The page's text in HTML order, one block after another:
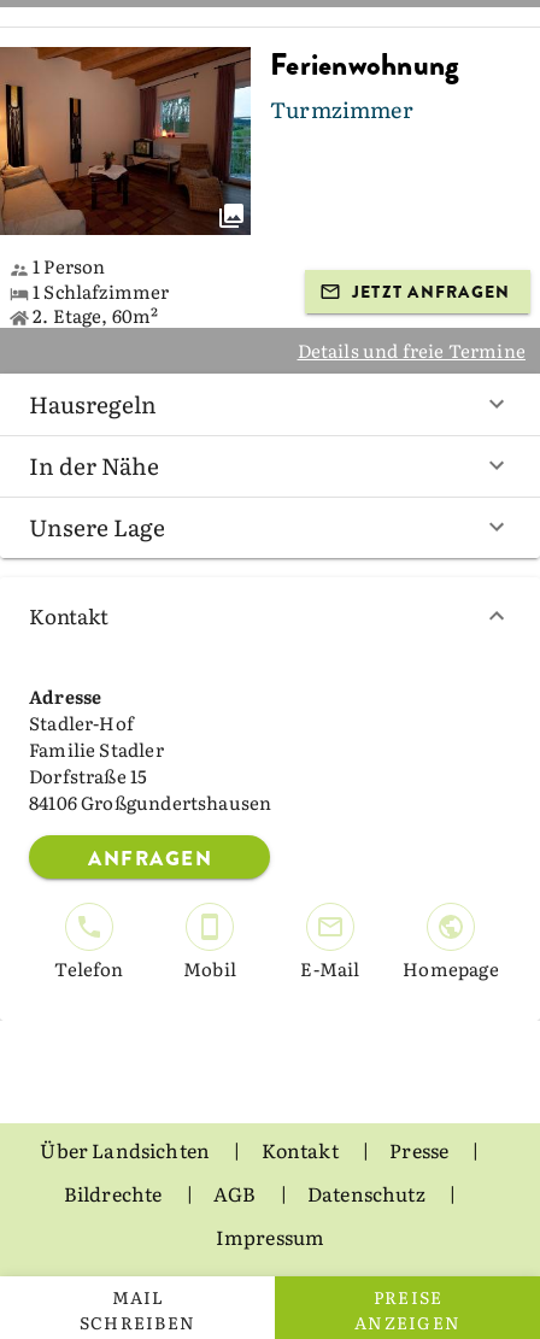
MAIL
SCHREIBEN
PREISE
ANZEIGEN
Ferienwohnung
Turmzimmer
1 Person
1 Schlafzimmer
2. Etage, 60m²
JETZT ANFRAGEN
Details und freie Termine
Hausregeln
In der Nähe
Unsere Lage
Kontakt
Adresse
Stadler-Hof
Familie Stadler
Dorfstraße 15
84106 Großgundertshausen
ANFRAGEN
Telefon Mobil E-Mail Homepage
Über Landsichten Kontakt
Presse
Bildrechte
AGB
Datenschutz
Impressum